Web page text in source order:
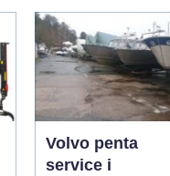
Volvo penta
service i